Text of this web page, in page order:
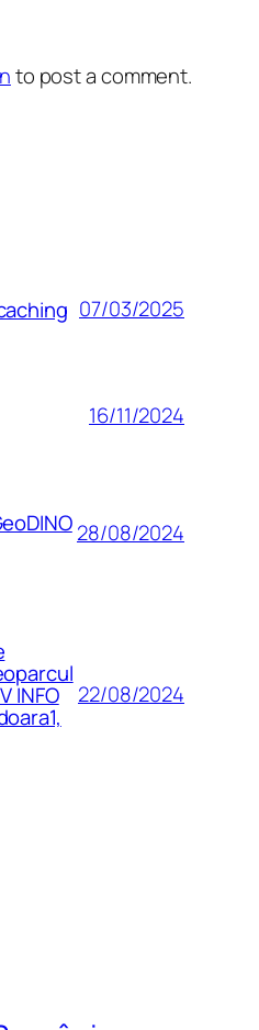
to post a comment.
07/03/2025
16/11/2024
28/08/2024
INFO 22/08/2024